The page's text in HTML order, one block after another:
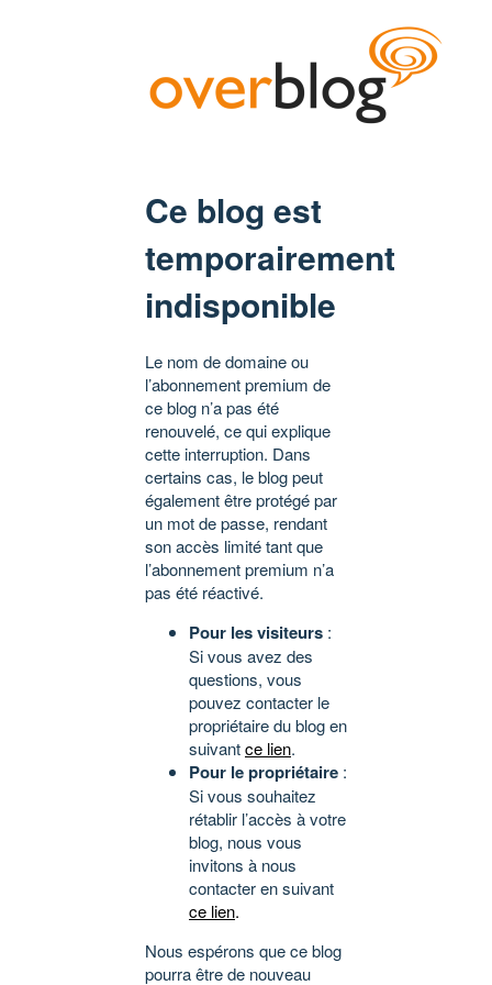
Ce blog est
temporairement
indisponible
Le nom de domaine ou
l’abonnement premium de
ce blog n’a pas été
renouvelé, ce qui explique
cette interruption. Dans
certains cas, le blog peut
également être protégé par
un mot de passe, rendant
son accès limité tant que
l’abonnement premium n’a
pas été réactivé.
Pour les visiteurs :
Si vous avez des
questions, vous
pouvez contacter le
propriétaire du blog en
suivantce lien.
Pour le propriétaire :
Si vous souhaitez
rétablir l’accès à votre
blog, nous vous
invitons à nous
contacter en suivant
ce lien.
Nous espérons que ce blog
pourra être de nouveau